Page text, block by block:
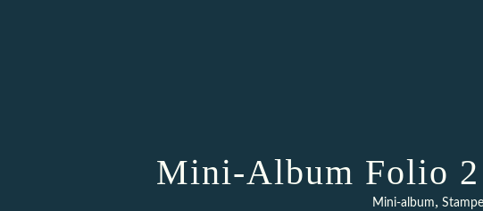
Mini-Album Folio
Mini-album,